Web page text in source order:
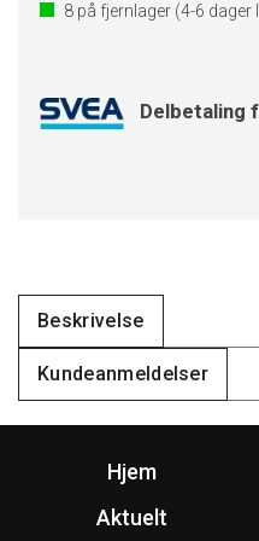
8 på fjernlager (4-6 dager
Delbetaling
Beskrivelse
Kundeanmeldelser
Hjem
Aktuelt